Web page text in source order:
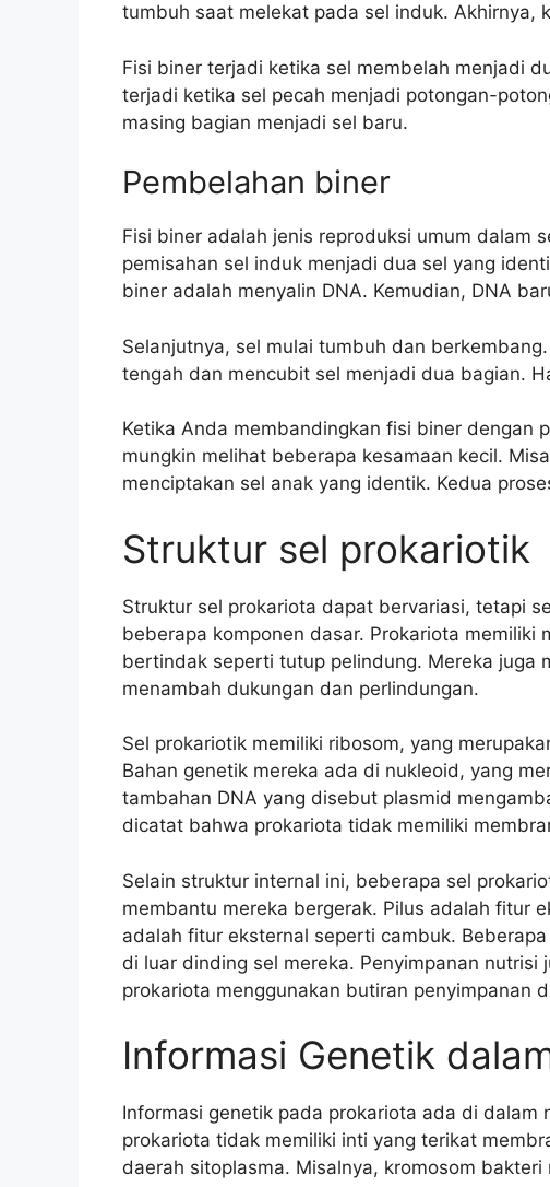
tumbuh saat melekat pada sel induk. Akhirnya,
Fisi biner terjadi ketika sel membelah menjadi
terjadi ketika sel pecah menjadi potongan-
masing bagian menjadi sel baru.
Pembelahan biner
Fisi biner adalah jenis reproduksi umum dalam
pemisahan sel induk menjadi dua sel yang
biner adalah menyalin DNA. Kemudian, DNA
Selanjutnya, sel mulai tumbuh dan
tengah dan mencubit sel menjadi dua bagian.
Ketika Anda membandingkan fisi biner dengan
mungkin melihat beberapa kesamaan kecil.
menciptakan sel anak yang identik. Kedua
Struktur sel prokariotik
Struktur sel prokariota dapat bervariasi, tetapi
beberapa komponen dasar. Prokariota memiliki
bertindak seperti tutup pelindung. Mereka juga
menambah dukungan dan perlindungan.
Sel prokariotik memiliki ribosom, yang
Bahan genetik mereka ada di nukleoid, yang
tambahan DNA yang disebut plasmid
dicatat bahwa prokariota tidak memiliki
Selain struktur internal ini, beberapa sel
membantu mereka bergerak. Pilus adalah fitur
adalah fitur eksternal seperti cambuk.
di luar dinding sel mereka. Penyimpanan
prokariota menggunakan butiran penyimpanan
Informasi Genetik
Informasi genetik pada prokariota ada di dalam
prokariota tidak memiliki inti yang terikat
daerah sitoplasma. Misalnya, kromosom